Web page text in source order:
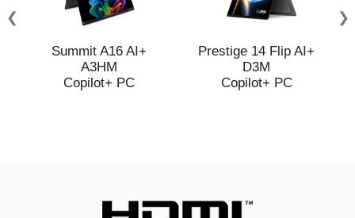
Summit A16 AI+
A3HM
Copilot+ PC
Prestige 14 Flip AI+
D3M
Copilot+ PC